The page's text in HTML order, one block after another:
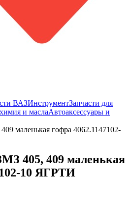
ВАЗИнструментЗапчасти для
и маслаАвтоаксессуары и
маленькая гофра 4062.1147102-
405, 409 маленькая
10 ЯГРТИ